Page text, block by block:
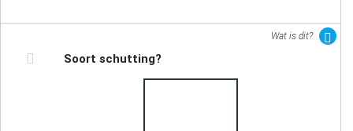
Wat is dit?
Soort schutting?